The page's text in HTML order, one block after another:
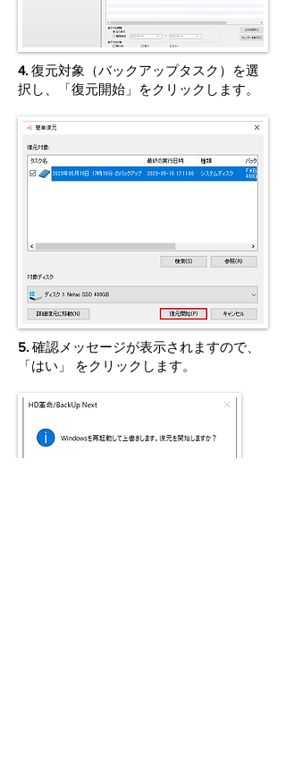
4. 復元対象（バックアップタスク）を選
択し、「復元開始」をクリックします。
5. 確認メッセージが表示されますので、
「はい」 をクリックします。